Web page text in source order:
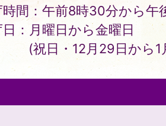
時間：午前8時30分から午
日：月曜日から金曜日
(祝日・12月29日から